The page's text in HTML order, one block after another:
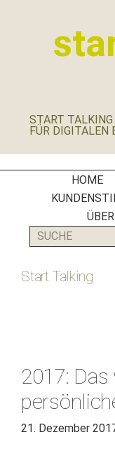
B2B-
Social
Media
Manager
PR-
Agenturen
START
FÜR DIGITALEN
HOME
SUCHE
Start Talking
2017:
21. Dezember